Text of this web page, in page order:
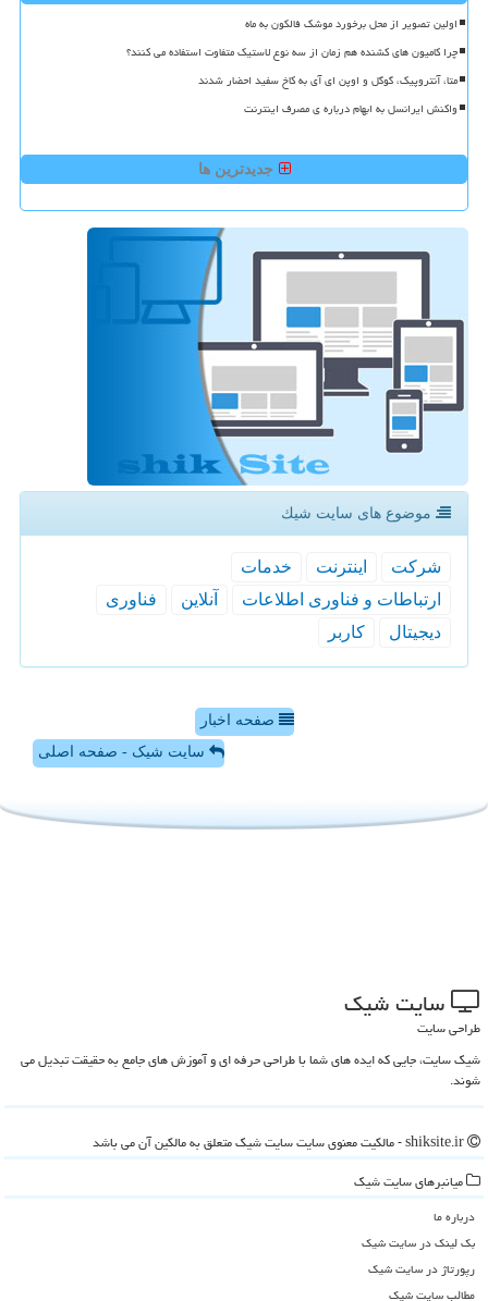
اولین تصویر از محل برخورد موشک فالکون به ماه
چرا کامیون های کشنده هم زمان از سه نوع لاستیک متفاوت استفاده می کنند؟
متا، آنتروپیک، گوگل و اوپن ای آی به کاخ سفید احضار شدند
واکنش ایرانسل به ابهام درباره ی مصرف اینترنت
جدیدترین ها
موضوع های سایت شیك
شركت اینترنت
خدمات
ارتباطات و فناوری اطلاعات
آنلاین
فناوری
دیجیتال
كاربر
صفحه اخبار
سایت شیک - صفحه اصلی
سایت شیك
طراحی سایت
شیک سایت، جایی که ایده های شما با طراحی حرفه ای و آموزش های جامع به حقیقت تبدیل می
شوند.
میانبرهای سایت شیك
درباره ما
بک لینک در سایت شیك
رپورتاژ در سایت شیك
مطالب سایت شیك